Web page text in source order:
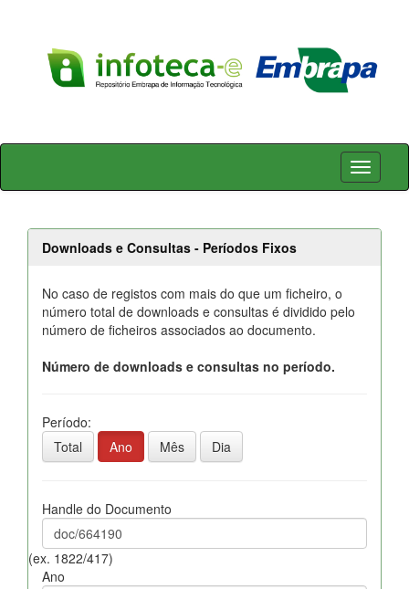
Skip
Downloads e Consultas - Períodos Fixos
No caso de registos com mais do que um ficheiro, o
número total de downloads e consultas é dividido pelo
número de ficheiros associados ao documento.
Número de downloads e consultas no período.
Período:
Total
Ano Mês Dia
Handle do Documento
(ex. 1822/417)
Ano